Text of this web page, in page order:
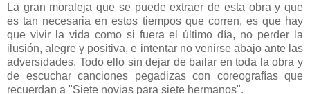
La gran moraleja que se puede extraer de esta obra y que
es tan necesaria en estos tiempos que corren, es que hay
que vivir la vida como si fuera el último día, no perder la
ilusión, alegre y positiva, e intentar no venirse abajo ante las
adversidades. Todo ello sin dejar de bailar en toda la obra y
de escuchar canciones pegadizas con coreografías que
recuerdan a "Siete novias para siete hermanos".